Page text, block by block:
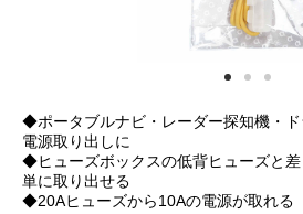
◆ポータブルナビ・レーダー探知機・
電源取り出しに
◆ヒューズボックスの低背ヒューズと
単に取り出せる
◆20Aヒューズから10Aの電源が取れる